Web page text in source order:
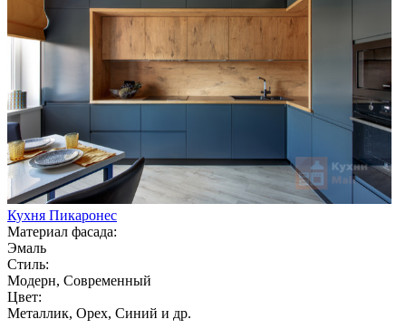
Кухня Пикаронес
Материал фасада:
Эмаль
Стиль:
Модерн, Современный
Цвет:
Металлик, Орех, Синий и др.